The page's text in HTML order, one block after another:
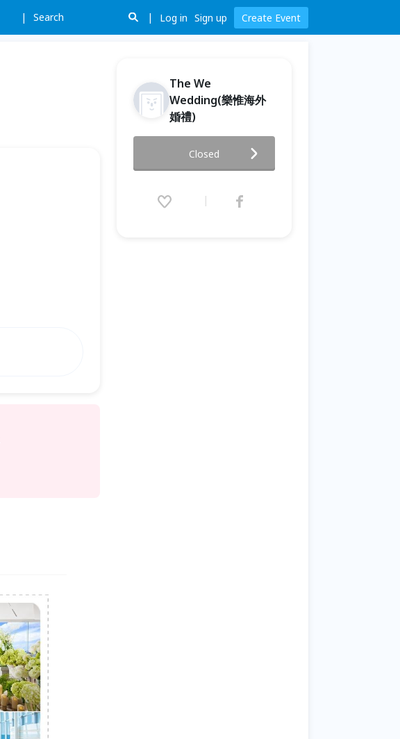
Search Log in Sign up Create Event
The We
Wedding(樂惟海外
婚禮)
2016.07.16 (Sat) 14:00 - 16:00
(GMT+8)
Closed